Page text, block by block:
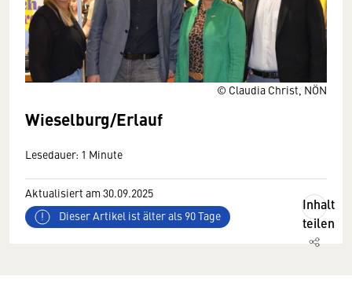
© Claudia Christ, NÖN
Wieselburg/Erlauf
Lesedauer: 1 Minute
Aktualisiert am 30.09.2025
Dieser Artikel ist älter als 90 Tage
Inhalt
teilen